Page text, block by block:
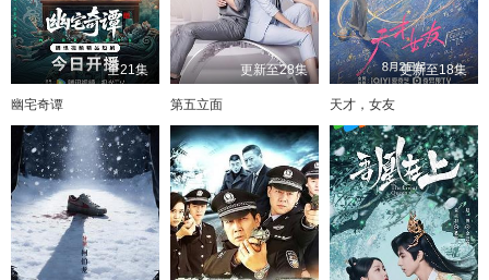
全21集
幽宅奇谭
更新至28集
第五立面
更新至18集
天才，女友